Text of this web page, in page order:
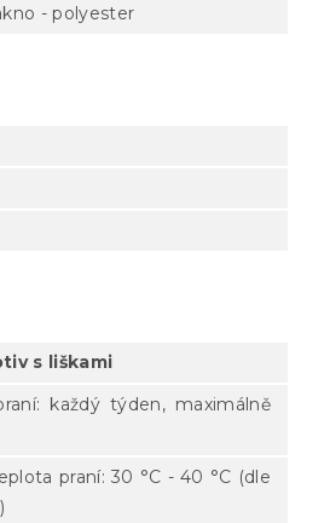
- polyester
s liškami
každý týden, maximálně
praní: 30 °C - 40 °C (dle